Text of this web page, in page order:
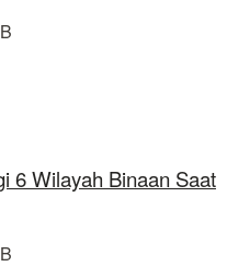
6 Wilayah Binaan Saat